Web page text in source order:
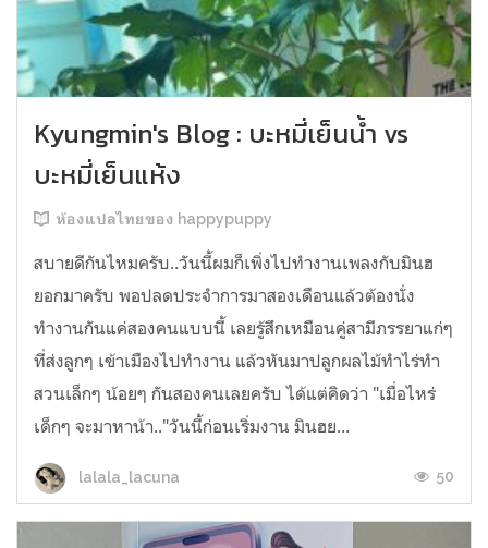
Kyungmin's Blog : บะหมี่เย็นน้ำ vs
บะหมี่เย็นแห้ง
ห้องแปลไทยของ happypuppy
สบายดีกันไหมครับ..วันนี้ผมก็เพิ่งไปทำงานเพลงกับมินฮ
ยอกมาครับ พอปลดประจำการมาสองเดือนแล้วต้องนั่ง
ทำงานกันแค่สองคนแบบนี้ เลยรู้สึกเหมือนคู่สามีภรรยาแก่ๆ
ที่ส่งลูกๆ เข้าเมืองไปทำงาน แล้วหันมาปลูกผลไม้ทำไร่ทำ
สวนเล็กๆ น้อยๆ กันสองคนเลยครับ ได้แต่คิดว่า "เมื่อไหร่
เด็กๆ จะมาหาน้า.."วันนี้ก่อนเริ่มงาน มินฮย...
lalala_lacuna 50